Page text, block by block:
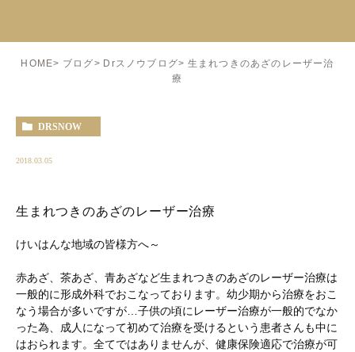
HOME ブログ Drスノウブログ
生まれつきのあざのレーザー治
療
DRSNOW
2018.03.05
生まれつきのあざのレーザー治療
けいはんな地域の皆様方へ～
赤あざ、茶あざ、青あざなど生まれつきのあざのレーザー治療は
一般的に形成外科でおこなっております。幼少期から治療をおこ
なう場合が多いですが…子供の頃にレーザー治療が一般的でなか
った為、成人になって初めて治療を受けるという患者さんも中に
はおられます。全てではありませんが、健康保険適応で治療が可